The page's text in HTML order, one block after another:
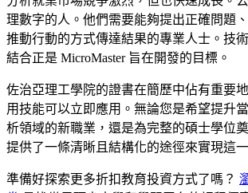
理數字的人。他們需要能夠提出正確問題
推動行動的方式傳達結果的專業人士。技
結合正是 MicroMaster 旨在開發的目標。
佐治亞理工學院的證書在簡歷中佔有重要
用技能可以立即應用。無論您是希望提升
析領域的新職業，還是為完整的碩士學位
提供了一條清晰且結構化的途徑來實現這
準備好探索更多折扣教育投資方式了嗎？